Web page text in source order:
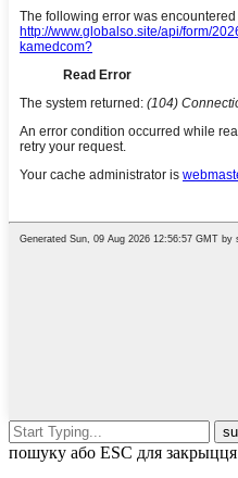
пошуку або ESC для закрыцця